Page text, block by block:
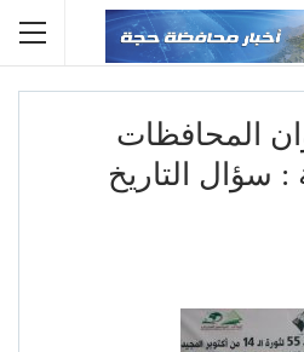
المحافظات
: سؤال التاريخ